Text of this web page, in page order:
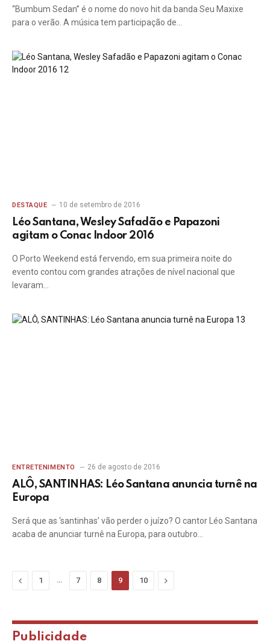
“Bumbum Sedan” é o nome do novo hit da banda Seu Maxixe
para o verão. A música tem participação de…
DESTAQUE 10 de setembro de 2016
Léo Santana, Wesley Safadão e Papazoni
agitam o Conac Indoor 2016
O Porto Weekend está fervendo, em sua primeira noite do
evento contou com grandes atrações de nível nacional que
levaram…
ENTRETENIMENTO 26 de agosto de 2016
ALÔ, SANTINHAS: Léo Santana anuncia turnê na
Europa
Será que as ‘santinhas’ vão perder o juízo? O cantor Léo Santana
acaba de anunciar turnê na Europa, para outubro…
Previous
1 … 7 8 9 10 Next
Publicidade